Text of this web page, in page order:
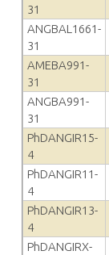
31
ANGBAL1661-
31
AMEBA991-
31
ANGBA991-
31
PhDANGIR15-
4
PhDANGIR11-
4
PhDANGIR13-
4
PhDANGIRX-